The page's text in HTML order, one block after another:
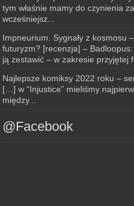
tym właśnie mamy do czynienia
wcześniejsz...
Impneurium. Sygnały z kosmosu
futuryzm? [recenzja] –
ją zestawić – w zakresie przyjętej
Najlepsze komiksy 2022 roku –
[…] w “Injustice” mieliśmy
między...
@Facebook